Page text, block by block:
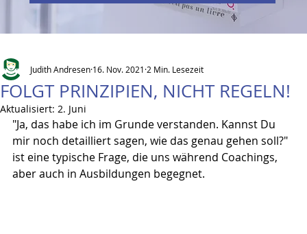
FOLGT PRINZIPIEN, NICHT REGELN!
Judith Andresen 16. Nov. 2021 2 Min. Lesezeit
Aktualisiert: 2. Juni
"Ja, das habe ich im Grunde verstanden. Kannst Du
mir noch detailliert sagen, wie das genau gehen soll?"
ist eine typische Frage, die uns während Coachings,
aber auch in Ausbildungen begegnet.